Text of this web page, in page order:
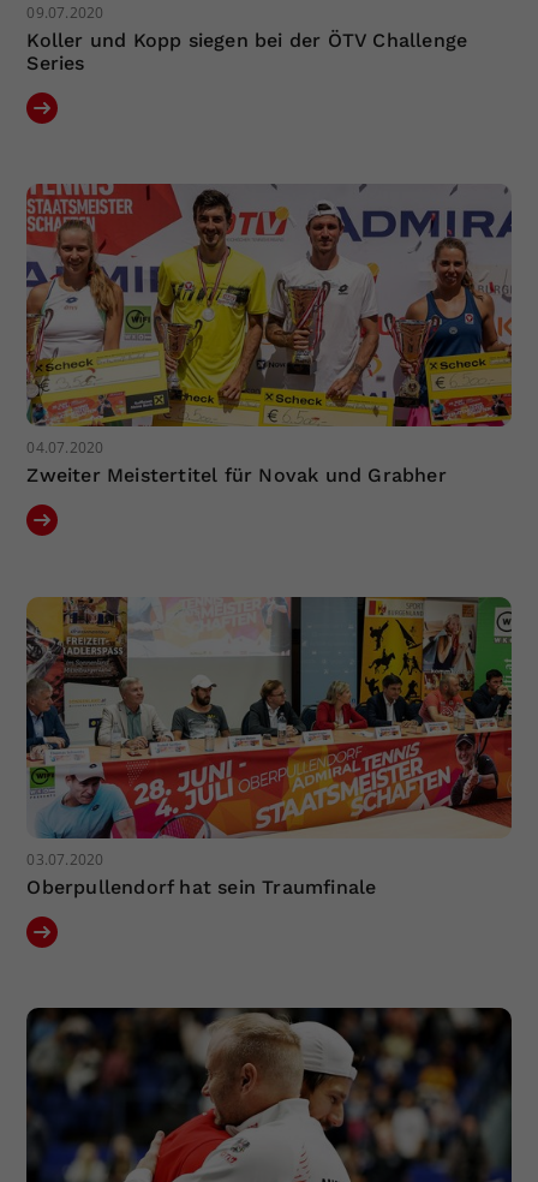
09.07.2020
Koller und Kopp siegen bei der ÖTV Challenge
Series
04.07.2020
Zweiter Meistertitel für Novak und Grabher
03.07.2020
Oberpullendorf hat sein Traumfinale